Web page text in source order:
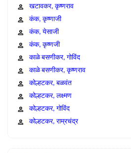
खटावकर, कृष्णराव
कंक, कृष्णाजी
कंक, येसाजी
कंक, कृष्णजी
काळे बसणीकर, गोविंद
काळे बसणीकर, कृष्णराव
कोल्हटकर, बळवंत
कोल्हटकर, लक्ष्मण
कोल्हटकर, गोविंद
कोल्हटकर, राम्रचंद्र